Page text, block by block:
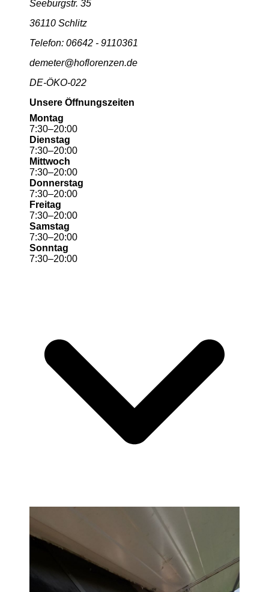
Seeburgstr. 35
36110 Schlitz
Telefon: 06642 - 9110361
demeter@hoflorenzen.de
DE-ÖKO-022
Unsere Öffnungszeiten
Montag
7:30–20:00
Dienstag
7:30–20:00
Mittwoch
7:30–20:00
Donnerstag
7:30–20:00
Freitag
7:30–20:00
Samstag
7:30–20:00
Sonntag
7:30–20:00